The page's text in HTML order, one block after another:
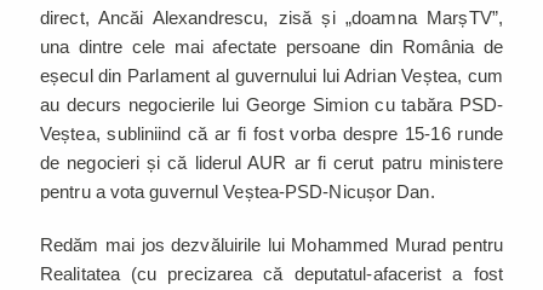
direct, Ancăi Alexandrescu, zisă și „doamna MarșTV”,
una dintre cele mai afectate persoane din România de
eșecul din Parlament al guvernului lui Adrian Veștea, cum
au decurs negocierile lui George Simion cu tabăra PSD-
Veștea, subliniind că ar fi fost vorba despre 15-16 runde
de negocieri și că liderul AUR ar fi cerut patru ministere
pentru a vota guvernul Veștea-PSD-Nicușor Dan.
Redăm mai jos dezvăluirile lui Mohammed Murad pentru
Realitatea (cu precizarea că deputatul-afacerist a fost